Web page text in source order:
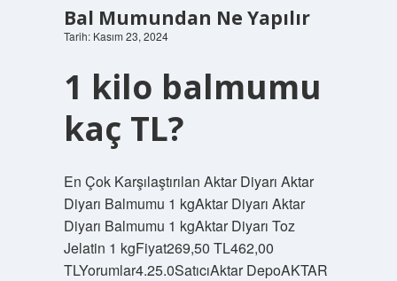
Bal Mumundan Ne Yapılır
Tarih: Kasım 23, 2024
1 kilo balmumu
kaç TL?
En Çok Karşılaştırılan Aktar Diyarı Aktar
Diyarı Balmumu 1 kgAktar Diyarı Aktar
Diyarı Balmumu 1 kgAktar Diyarı Toz
Jelatin 1 kgFiyat269,50 TL462,00
TLYorumlar4.25.0SatıcıAktar DepoAKTAR